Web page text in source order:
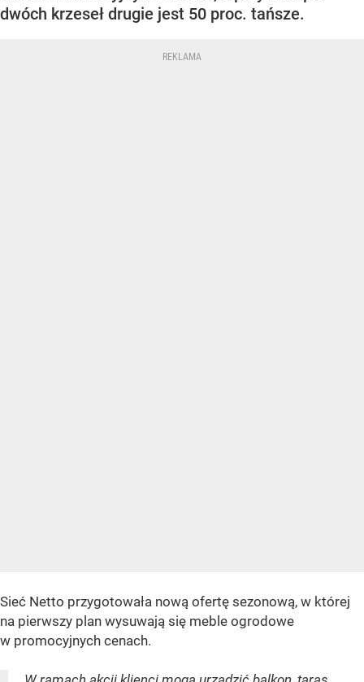
dwóch krzeseł drugie jest 50 proc. tańsze.
Sieć Netto przygotowała nową ofertę sezonową, w której
na pierwszy plan wysuwają się meble ogrodowe
w promocyjnych cenach.